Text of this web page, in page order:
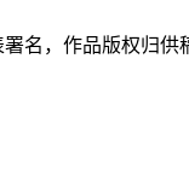
名，作品版权归供